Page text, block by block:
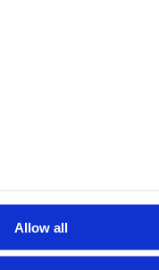
Allow all